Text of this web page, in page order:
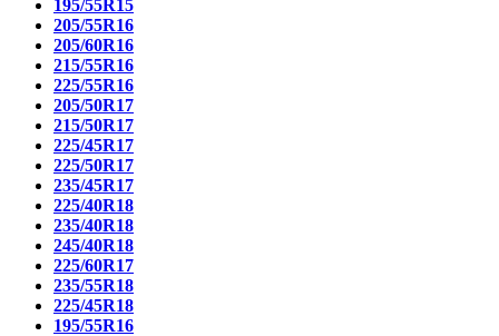
195/55R15
205/55R16
205/60R16
215/55R16
225/55R16
205/50R17
215/50R17
225/45R17
225/50R17
235/45R17
225/40R18
235/40R18
245/40R18
225/60R17
235/55R18
225/45R18
195/55R16